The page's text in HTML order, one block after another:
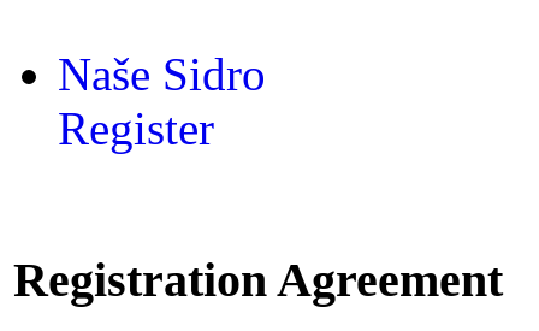
Naše Sidro
Register
Registration Agreement